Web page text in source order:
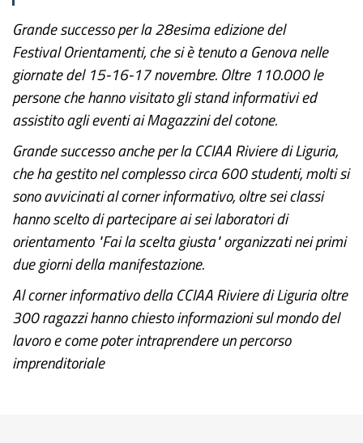
Grande successo per la 28esima edizione del
Festival Orientamenti, che si è tenuto a Genova nelle
giornate del 15-16-17 novembre. Oltre 110.000 le
persone che hanno visitato gli stand informativi ed
assistito agli eventi ai Magazzini del cotone.
Grande successo anche per la CCIAA Riviere di Liguria,
che ha gestito nel complesso circa 600 studenti, molti si
sono avvicinati al corner informativo, oltre sei classi
hanno scelto di partecipare ai sei laboratori di
orientamento "Fai la scelta giusta" organizzati nei primi
due giorni della manifestazione.
Al corner informativo della CCIAA Riviere di Liguria oltre
300 ragazzi hanno chiesto informazioni sul mondo del
lavoro e come poter intraprendere un percorso
imprenditoriale